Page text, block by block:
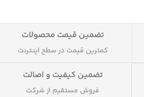
تضمین قیمت محصولات
کمترین قیمت در سطح اینترنت
تضمین کیفیت و اصالت
فروش مستقیم از شرکت